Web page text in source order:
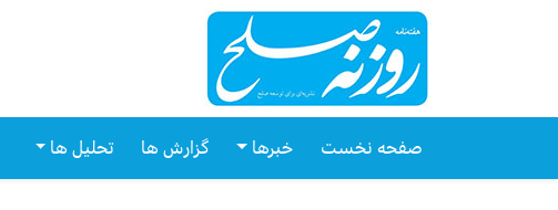
صفحه نخست خبرها گزارش ها تحلیل ها